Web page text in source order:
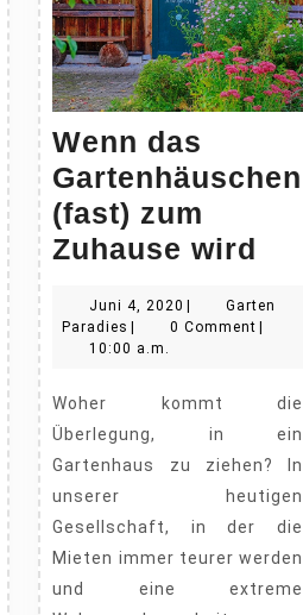
Wenn das
Gartenhäuschen
(fast) zum
Zuhause wird
Juni 4, 2020 Juni
4,
|
Garten
Paradies Garten
Paradies
| 0 Comment |
10:00 a.m.
Woher kommt die
Überlegung, in ein
Gartenhaus zu ziehen? In
unserer heutigen
Gesellschaft, in der die
Mieten immer teurer werden
und eine extreme